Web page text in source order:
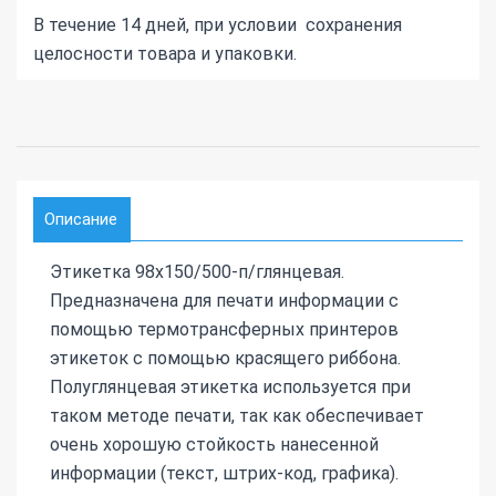
В течение 14 дней, при условии сохранения
целосности товара и упаковки.
Описание
Этикетка 98х150/500-п/глянцевая.
Предназначена для печати информации с
помощью термотрансферных принтеров
этикеток с помощью красящего риббона.
Полуглянцевая этикетка используется при
таком методе печати, так как обеспечивает
очень хорошую стойкость нанесенной
информации (текст, штрих-код, графика).